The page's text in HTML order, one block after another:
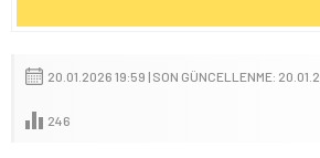
20.01.2026 19:59 | SON GÜNCELLENME:
246